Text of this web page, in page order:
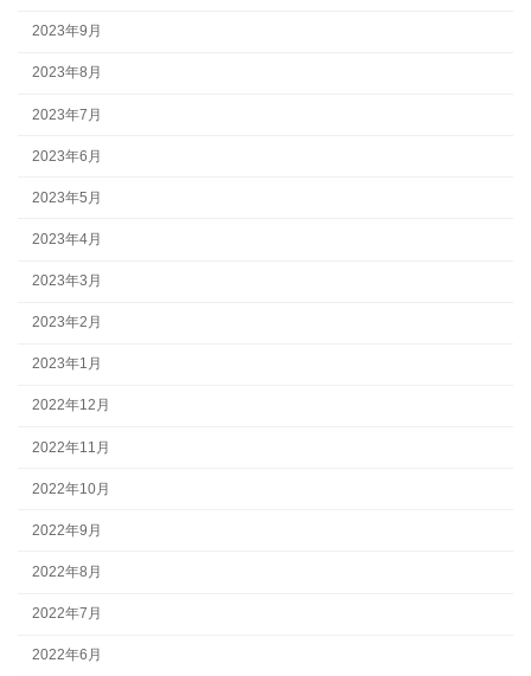
2023年9月
2023年8月
2023年7月
2023年6月
2023年5月
2023年4月
2023年3月
2023年2月
2023年1月
2022年12月
2022年11月
2022年10月
2022年9月
2022年8月
2022年7月
2022年6月